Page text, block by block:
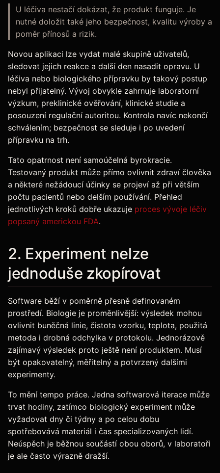
U léčiva nestačí dokázat, že produkt funguje. Je
nutné doložit také jeho bezpečnost, kvalitu výroby a
poměr přínosů a rizik.
Novou aplikaci lze vydat malé skupině uživatelů,
sledovat jejich reakce a další den nasadit opravu. U
léčiva nebo biologického přípravku by takový postup
nebyl přijatelný. Vývoj obvykle zahrnuje laboratorní
výzkum, preklinické ověřování, klinické studie a
posouzení regulační autoritou. Kontrola navíc nekončí
schválením; bezpečnost se sleduje i po uvedení
přípravku na trh.
Tato opatrnost není samoúčelná byrokracie.
Testovaný produkt může přímo ovlivnit zdraví člověka
a některé nežádoucí účinky se projeví až při větším
počtu pacientů nebo delším používání. Přehled
jednotlivých kroků dobře ukazuje proces vývoje léčiv
popsaný americkou FDA.
2. Experiment nelze
jednoduše zkopírovat
Software běží v poměrně přesně definovaném
prostředí. Biologie je proměnlivější: výsledek mohou
ovlivnit buněčná linie, čistota vzorku, teplota, použitá
metoda i drobná odchylka v protokolu. Jednorázově
zajímavý výsledek proto ještě není produktem. Musí
být opakovatelný, měřitelný a potvrzený dalšími
experimenty.
To mění tempo práce. Jedna softwarová iterace může
trvat hodiny, zatímco biologický experiment může
vyžadovat dny či týdny a po celou dobu
spotřebovává materiál i čas specializovaných lidí.
Neúspěch je běžnou součástí obou oborů, v laboratoři
je ale často výrazně dražší.